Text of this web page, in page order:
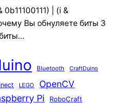
0b11100111) | (i &
Вы обнуляете биты 3
Bluetooth CraftDuino
LEGO OpenCV
Pi RoboCraft